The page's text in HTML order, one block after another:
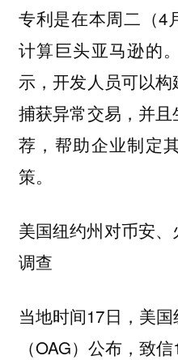
专利是在本周二（4
计算巨头亚马逊的
示，开发人员可以构
捕获异常交易，并
荐，帮助企业制定
策。
美国纽约州对币安
调查
当地时间17日，美
（OAG）公布，致